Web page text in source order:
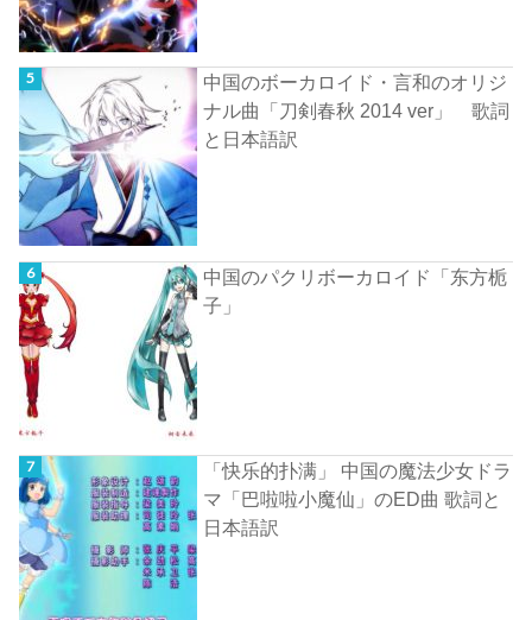
中国のボーカロイド・言和のオリジ
ナル曲「刀剣春秋 2014 ver」 歌詞
と日本語訳
中国のパクリボーカロイド「东方栀
子」
「快乐的扑满」 中国の魔法少女ドラ
マ「巴啦啦小魔仙」のED曲 歌詞と
日本語訳